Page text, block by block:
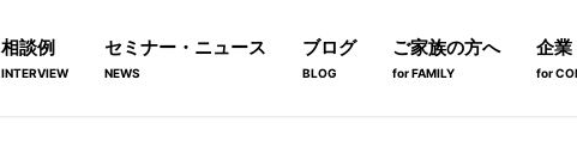
相談例
INTERVIEW
セミナー・ニュース
NEWS
ブログ
BLOG
ご家族の方へ
for FAMILY
企業
for